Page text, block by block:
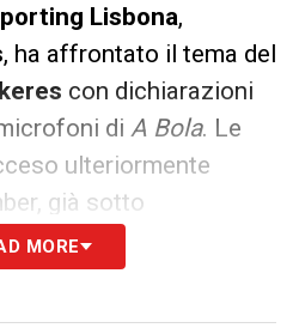
Lisbona,
, ha affrontato il tema del
con dichiarazioni
di A Bola. Le
ulteriormente
già sotto
dellaJuventus
.
MORE